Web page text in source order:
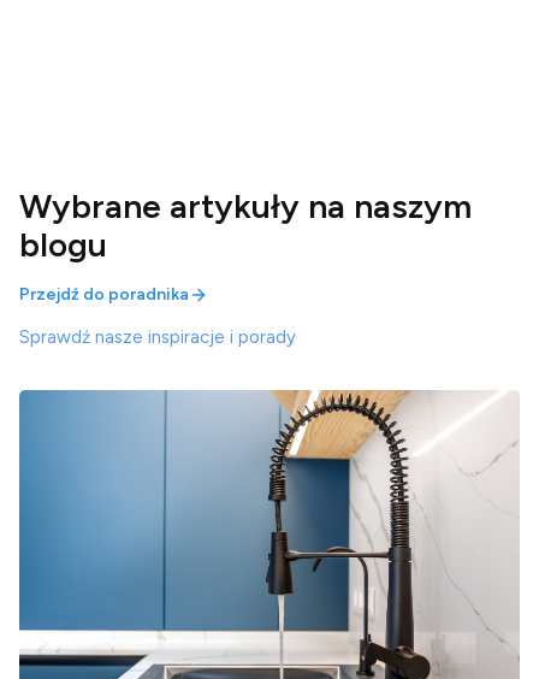
Wybrane artykuły na naszym
blogu
Przejdź do poradnika
Sprawdź nasze inspiracje i porady